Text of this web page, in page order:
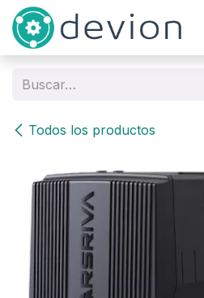
Ir al contenido
Todos los productos